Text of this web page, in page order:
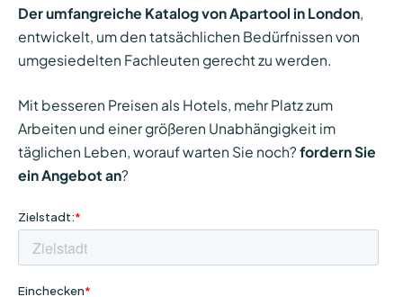
Der umfangreiche Katalog von Apartool in London,
entwickelt, um den tatsächlichen Bedürfnissen von
umgesiedelten Fachleuten gerecht zu werden.
Mit besseren Preisen als Hotels, mehr Platz zum
Arbeiten und einer größeren Unabhängigkeit im
täglichen Leben, worauf warten Sie noch? fordern Sie
ein Angebot an?